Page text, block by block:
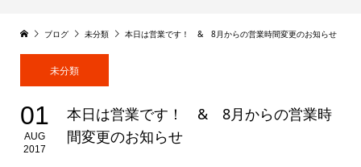
ブログ 未分類 本日は営業です！ & 8月からの営業時間変更のお知らせ
未分類
01
AUG
2017
本日は営業です！ & 8月からの営業時
間変更のお知らせ